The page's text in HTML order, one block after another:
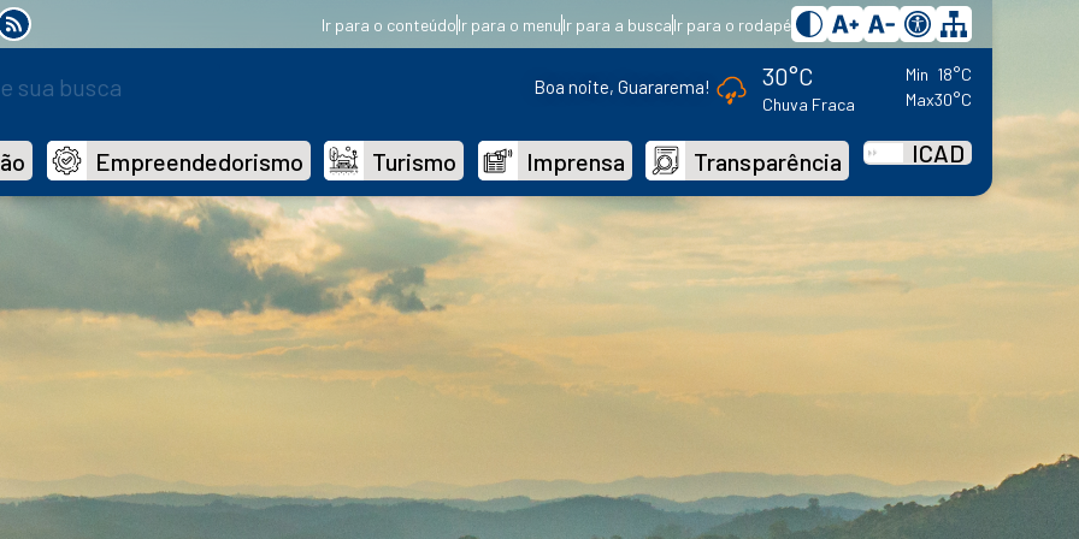
Ir para o conteúdoIr para o menuIr para a buscaIr para o rodapé
Boa noite, Guararema! 30°C
Chuva Fraca
Min 18°C
Max30°C
Empreendedorismo Turismo Imprensa Transparência ICAD